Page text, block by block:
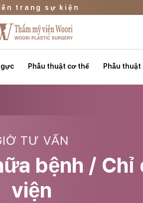
Beauty Clinic
vấn: 02.3446.0606
Phẫu thuật cơ thể Phẫu thuật
TƯ VẤN
bệnh /
viện